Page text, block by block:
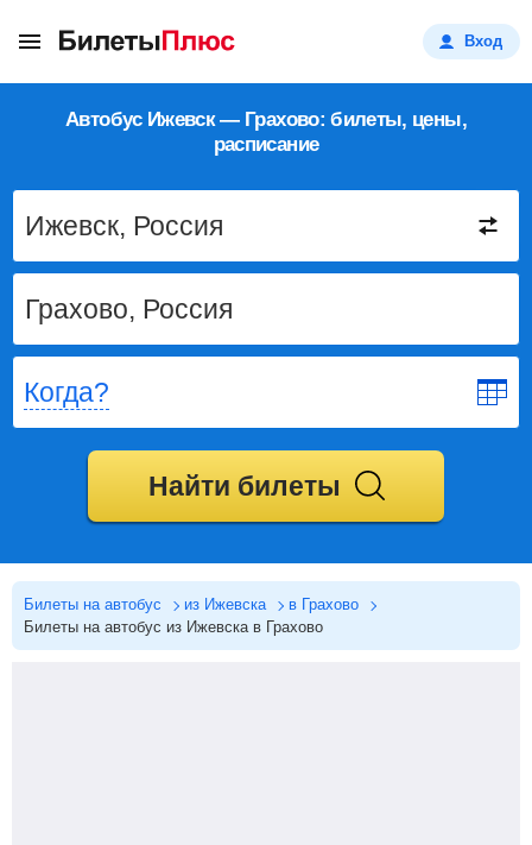
Вход
Автобус Ижевск — Грахово: билеты, цены,
расписание
Когда?
Найти билеты
Билеты на автобус из Ижевска
в Грахово
Билеты на автобус из Ижевска в Грахово